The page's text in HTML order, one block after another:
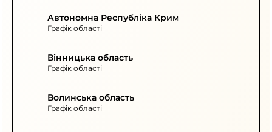
Автономна Республіка Крим
Графік області
Вінницька область
Графік області
Волинська область
Графік області